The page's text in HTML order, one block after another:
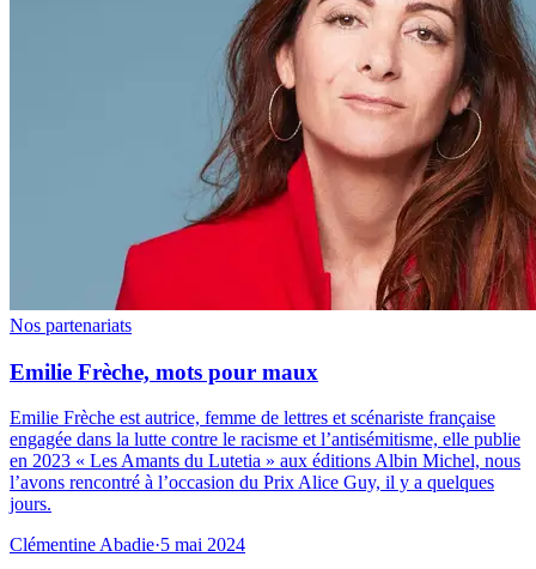
Nos partenariats
Emilie Frèche, mots pour maux
Emilie Frèche est autrice, femme de lettres et scénariste française
engagée dans la lutte contre le racisme et l’antisémitisme, elle publie
en 2023 « Les Amants du Lutetia » aux éditions Albin Michel, nous
l’avons rencontré à l’occasion du Prix Alice Guy, il y a quelques
jours.
Clémentine Abadie·5 mai 2024